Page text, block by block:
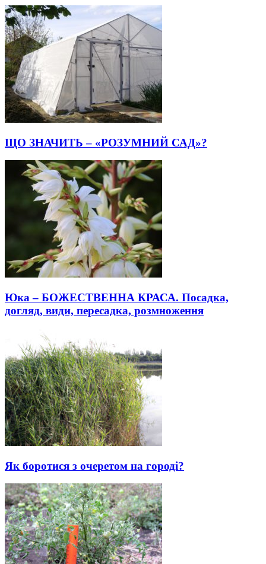
ЩО ЗНАЧИТЬ – «РОЗУМНИЙ САД»?
Юка – БОЖЕСТВЕННА КРАСА. Посадка,
догляд, види, пересадка, розмноження
Як боротися з очеретом на городі?